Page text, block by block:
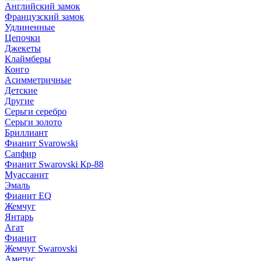
Английский замок
Французский замок
Удлиненные
Цепочки
Джекеты
Клаймберы
Конго
Асимметричные
Детские
Другие
Серьги серебро
Серьги золото
Бриллиант
Фианит Svarowski
Сапфир
Фианит Swarovski Кр-88
Муассанит
Эмаль
Фианит EQ
Жемчуг
Янтарь
Агат
Фианит
Жемчуг Swarovski
Аметис